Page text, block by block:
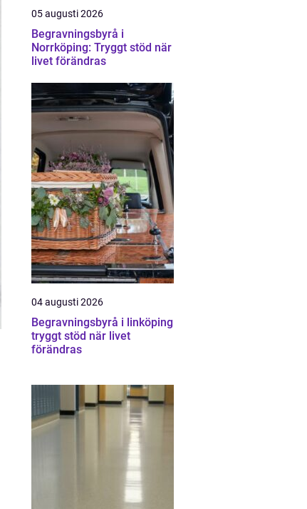
05 augusti 2026
Begravningsbyrå i
Norrköping: Tryggt stöd när
livet förändras
04 augusti 2026
Begravningsbyrå i linköping
tryggt stöd när livet
förändras